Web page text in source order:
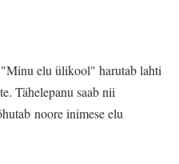
elu ülikool" harutab lahti
Tähelepanu saab nii
noore inimese elu